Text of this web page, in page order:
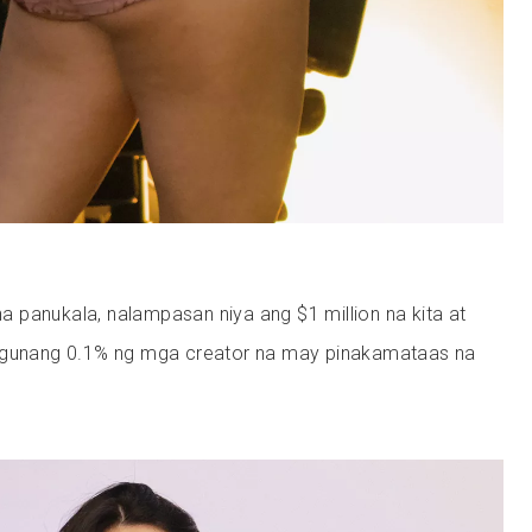
panukala, nalampasan niya ang $1 million na kita at
0.1% ng mga creator na may pinakamataas na